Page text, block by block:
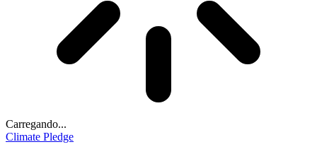
Carregando...
Climate Pledge